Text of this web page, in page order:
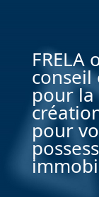
FRELA
conseil
pour la
pour